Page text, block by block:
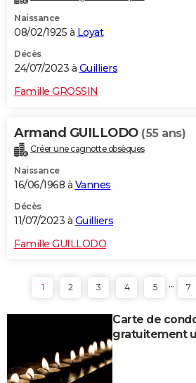
Naissance
08/02/1925 à Loyat
Décès
24/07/2023 à Guilliers
Famille GROSSIN
Armand GUILLODO (55 ans)
Créer une cagnotte obsèques
Naissance
16/06/1968 à Vannes
Décès
11/07/2023 à Guilliers
Famille GUILLODO
1 2 3 4 5 ... 7
Carte de
gratuitement